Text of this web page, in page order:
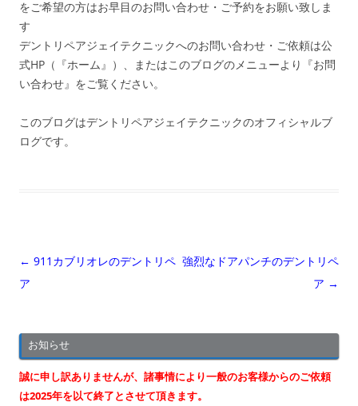
をご希望の方はお早目のお問い合わせ・ご予約をお願い致しま
す
デントリペアジェイテクニックへのお問い合わせ・ご依頼は公
式HP（『ホーム』）、またはこのブログのメニューより『お問
い合わせ』をご覧ください。
このブログはデントリペアジェイテクニックのオフィシャルブ
ログです。
投
稿
ゲ
ー
シ
← 911カブリオレのデントリペ
ア
強烈なドアパンチのデントリペ
ア →
お知らせ
誠に申し訳ありませんが、諸事情により一般のお客様からのご依頼
は2025年を以て終了とさせて頂きます。